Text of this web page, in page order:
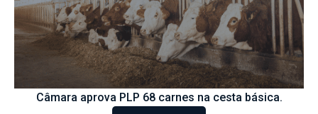
Câmara aprova PLP 68 carnes na cesta básica.